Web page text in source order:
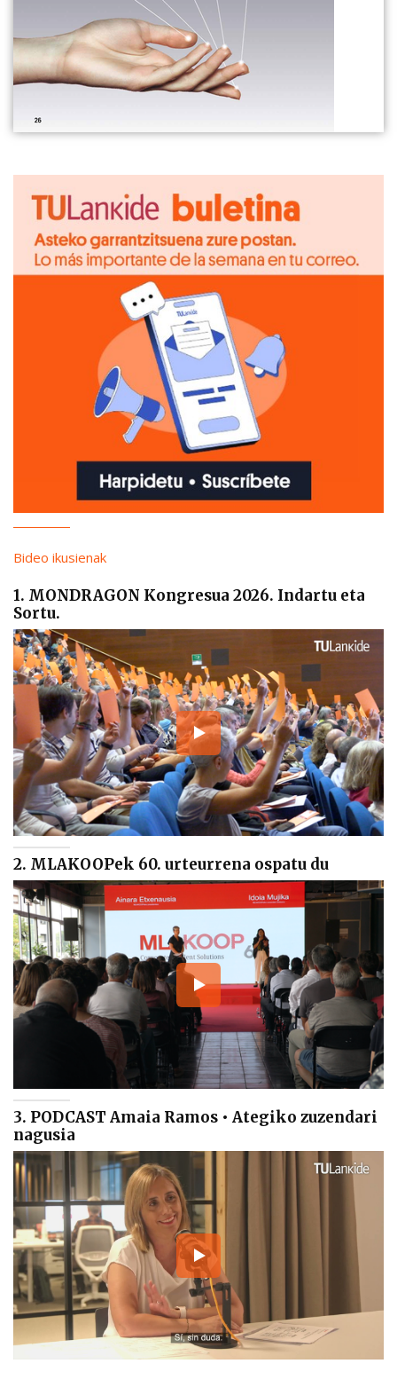
Bideo ikusienak
1. MONDRAGON Kongresua 2026. Indartu eta
Sortu.
2. MLAKOOPek 60. urteurrena ospatu du
3. PODCAST Amaia Ramos • Ategiko zuzendari
nagusia